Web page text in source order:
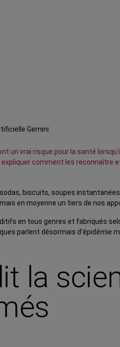
Gemini
un vrai risque pour la santé
comment les reconnaître
biscuits, soupes
en moyenne un tiers de nos
en tous genres et fabriqués
parlent désormais d’épidémie
la